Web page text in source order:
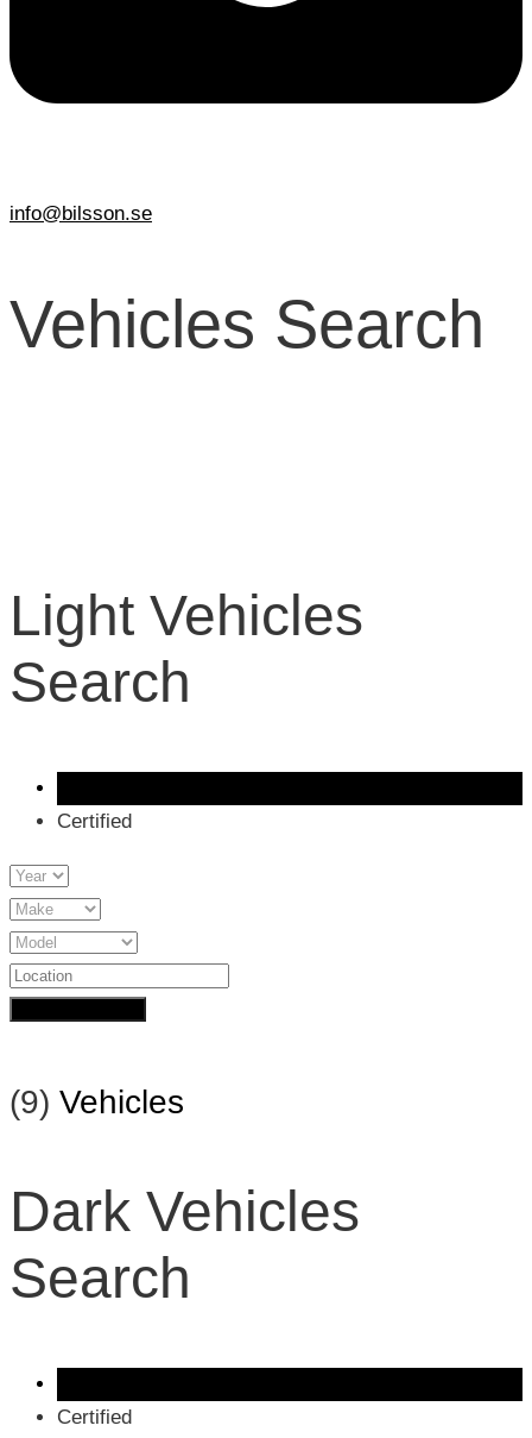
info@bilsson.se
Vehicles Search
Light Vehicles
Search
Certified
(9) Vehicles
Dark Vehicles
Search
Certified